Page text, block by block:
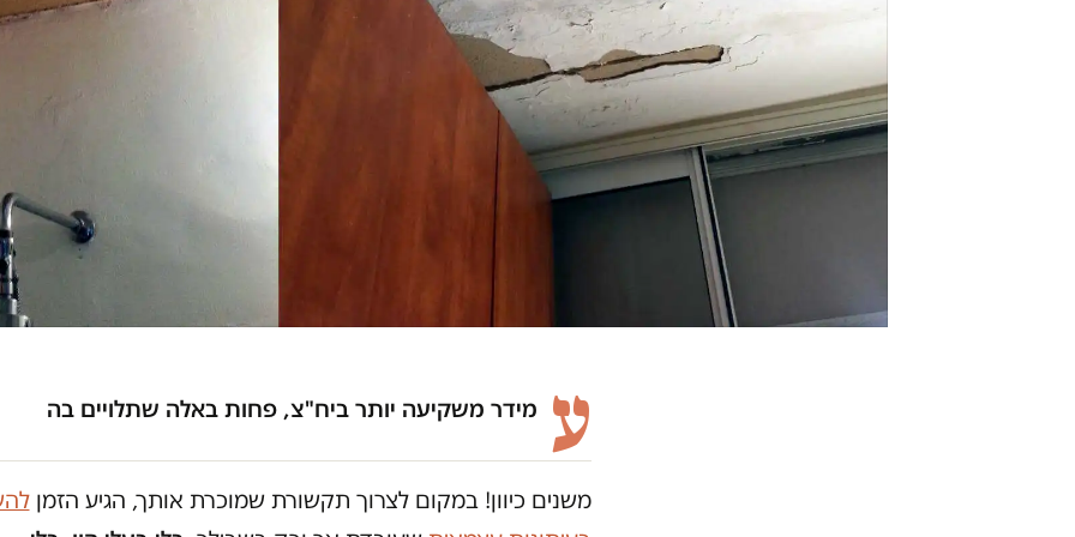
ע מידר משקיעה יותר ביח"צ, פחות באלה שתלויים בה
משנים כיוון! במקום לצרוך תקשורת שמוכרת אותך, הגיע הזמן